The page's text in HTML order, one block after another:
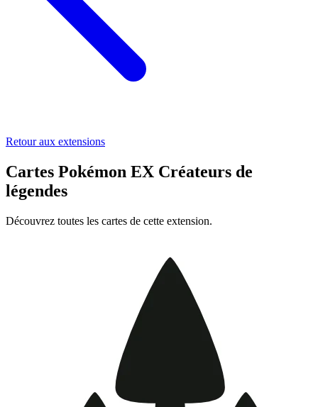
Retour aux extensions
Cartes Pokémon EX Créateurs de
légendes
Découvrez toutes les cartes de cette extension.